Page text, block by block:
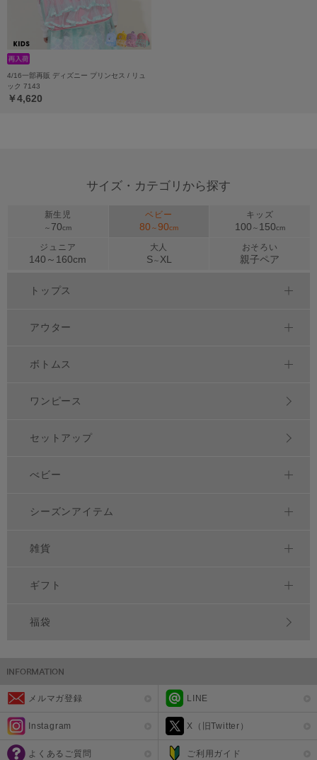
4/16一部再販 ディズニー プリンセス / リュ
ック 7143
￥4,620
サイズ・カテゴリから探す
新生児
～ 70cm
ベビー
80 ～90cm
キッズ
100 ～ 150cm
ジュニア
140～ 160cm
大人
S～ XL
おそろい
親子ペア
トップス
アウター
ボトムス
ワンピース
セットアップ
べビー
シーズンアイテム
雑貨
ギフト
福袋
メルマガ登録 LINE
Instagram X（旧Twitter）
よくあるご質問 ご利用ガイド